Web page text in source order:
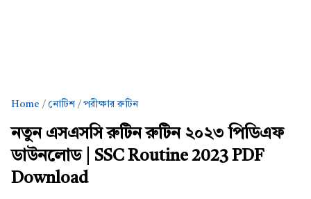
Home নোটিশ পরীক্ষার রুটিন
নতুন এসএসসি রুটিন রুটিন ২০২৩ পিডিএফ
ডাউনলোড | SSC Routine 2023 PDF
Download